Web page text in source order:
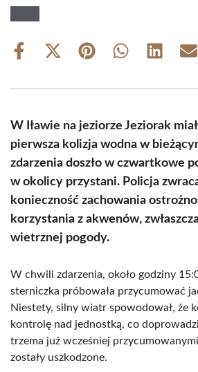
Share
Share
(Twitter)
Share Share Share
W Iławie na jeziorze Jeziorak
pierwsza kolizja wodna w
zdarzenia doszło w czwartkowe
w okolicy przystani. Policja
konieczność zachowania
korzystania z akwenów,
wietrznej pogody.
W chwili zdarzenia, około godziny
sterniczka próbowała przycumować
Niestety, silny wiatr spowodował, że
kontrolę nad jednostką, co
trzema już wcześniej
zostały uszkodzone.